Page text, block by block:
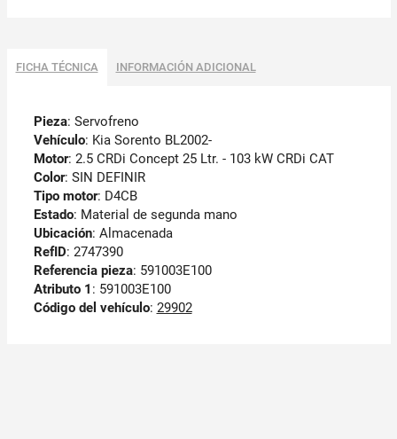
FICHA TÉCNICA INFORMACIÓN ADICIONAL
Pieza: Servofreno
Vehículo: Kia Sorento BL2002-
Motor: 2.5 CRDi Concept 25 Ltr. - 103 kW CRDi CAT
Color: SIN DEFINIR
Tipo motor: D4CB
Estado: Material de segunda mano
Ubicación: Almacenada
RefID: 2747390
Referencia pieza: 591003E100
Atributo 1 : 591003E100
Código del vehículo: 29902